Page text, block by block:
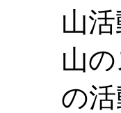
山
山
の